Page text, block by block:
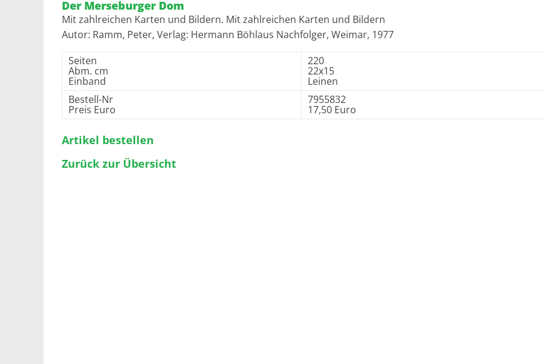
Der Merseburger Dom
Mit zahlreichen Karten und Bildern. Mit zahlreichen Karten und Bildern
Autor: Ramm, Peter, Verlag: Hermann Böhlaus Nachfolger, Weimar, 1977
Seiten
Abm. cm
Einband
220
22x15
Leinen
Bestell-Nr
Preis Euro
7955832
17,50 Euro
Artikel bestellen
Zurück zur Übersicht